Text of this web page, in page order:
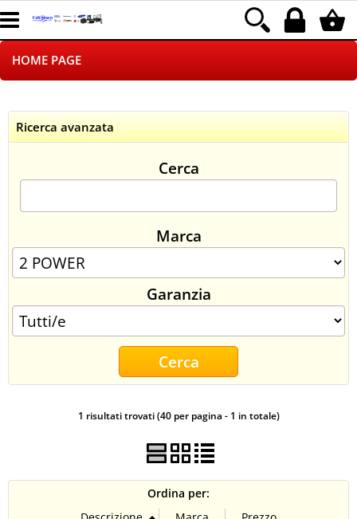
HOME PAGE
LOGISTICA
NEGOZI ON LINE
SINCRONIZZATI CON NOI
SPEDIZIONI
CONTATTI
Ricerca avanzata
Cerca
Marca
Garanzia
1 risultati trovati (40 per pagina - 1 in totale)
Ordina per: